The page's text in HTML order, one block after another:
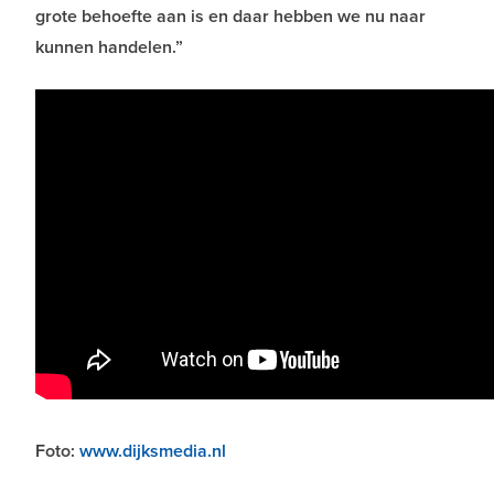
grote behoefte aan is en daar hebben we nu naar
kunnen handelen.”
Foto: www.dijksmedia.nl